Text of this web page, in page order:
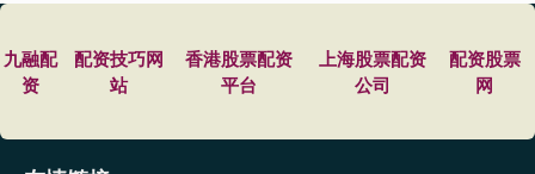
九融配
资
配资技巧网
站
香港股票配资
平台
上海股票配资
公司
配资股票
网